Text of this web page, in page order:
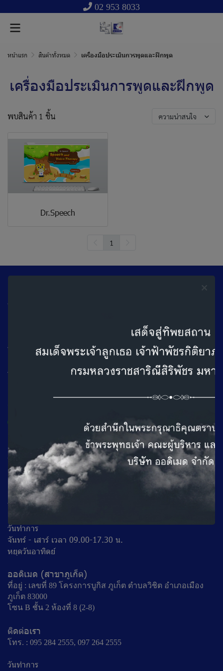
02 953 8033
หน้าแรก สินค้าทั้งหมด เครื่องมือประเมินการพูดและฝึกพูด
เครื่องมือประเมินการพูดและฝึกพูด
พบสินค้า 1 ชิ้น ความน่าสนใจ
Dr.Speech
1
ที่อยู่ : 100/101 ถ.เทศบาลสงเคราะห์แขวงลาดยาว เขตจตุจักร
โทร : 02 953 8033 (Auto)
วันทำการ
เสาร์ เวลา 09.00 - 16.30 น.
ออดิเมด (สาขาเชียงใหม่)
ที่อยู่ : 177 อาคาร A2 ไต้โรงแรมเบอร์เคียว ถนนช้างเผือก
ตำบลศรีภูมิ อำเภอเมืองเชียงใหม่ จังหวัดเชียงใหม่ 50200
ติดต่อเรา
โทร. : 053 221939, 087 180 6600
วันทำการ
จันทร์ - เสาร์ เวลา 09.00-17.30 น.
หยุดวันอาทิตย์
ออดิเมด (สาขาภูเก็ต)
ที่อยู่ : เลขที่ 89 โครงการบูกิส ภูเก็ต ตำบลวิชิต อำเภอเมือง
ภูเก็ต 83000
โซน B ชั้น 2 ห้องที่ 8 (ฺ2-8)
ติดต่อเรา
โทร. : 095 284 2555, 097 264 2555
วันทำการ